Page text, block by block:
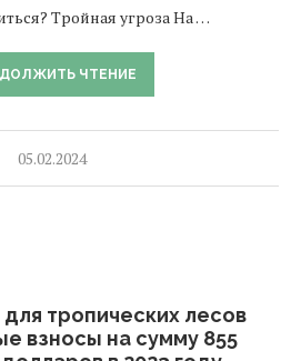
Тройная угроза На …
ЧТЕНИЕ
05.02.2024
тропических лесов
взносы на сумму 855